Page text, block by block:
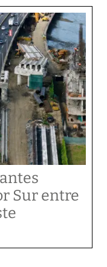
Sur entre